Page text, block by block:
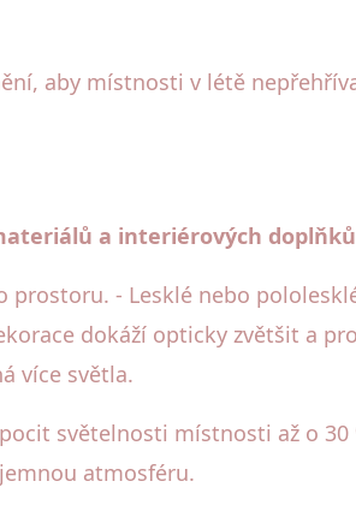
aby místnosti v létě
a interiérových
prostoru. - Lesklé nebo
dokáží opticky zvětšit a
více světla.
světelnosti místnosti až o 30
atmosféru.